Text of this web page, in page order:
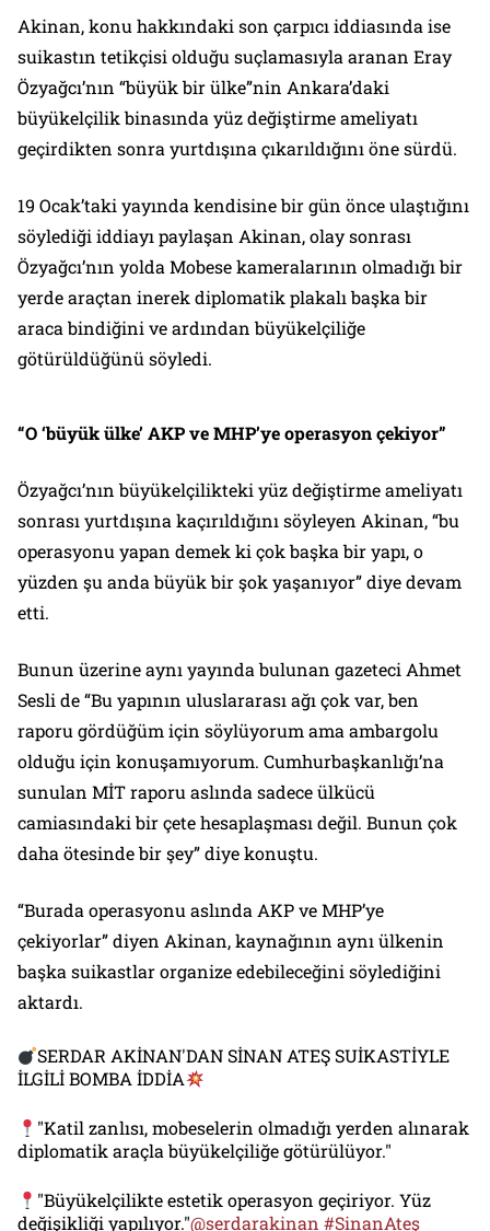
Akinan, konu hakkındaki son çarpıcı iddiasında ise
suikastın tetikçisi olduğu suçlamasıyla aranan Eray
Özyağcı’nın “büyük bir ülke”nin Ankara’daki
büyükelçilik binasında yüz değiştirme ameliyatı
geçirdikten sonra yurtdışına çıkarıldığını öne sürdü.
19 Ocak’taki yayında kendisine bir gün önce ulaştığını
söylediği iddiayı paylaşan Akinan, olay sonrası
Özyağcı’nın yolda Mobese kameralarının olmadığı bir
yerde araçtan inerek diplomatik plakalı başka bir
araca bindiğini ve ardından büyükelçiliğe
götürüldüğünü söyledi.
“O ‘büyük ülke’ AKP ve MHP’ye operasyon çekiyor”
Özyağcı’nın büyükelçilikteki yüz değiştirme ameliyatı
sonrası yurtdışına kaçırıldığını söyleyen Akinan, “bu
operasyonu yapan demek ki çok başka bir yapı, o
yüzden şu anda büyük bir şok yaşanıyor” diye devam
etti.
Bunun üzerine aynı yayında bulunan gazeteci Ahmet
Sesli de “Bu yapının uluslararası ağı çok var, ben
raporu gördüğüm için söylüyorum ama ambargolu
olduğu için konuşamıyorum. Cumhurbaşkanlığı’na
sunulan MİT raporu aslında sadece ülkücü
camiasındaki bir çete hesaplaşması değil. Bunun çok
daha ötesinde bir şey” diye konuştu.
“Burada operasyonu aslında AKP ve MHP’ye
çekiyorlar” diyen Akinan, kaynağının aynı ülkenin
başka suikastlar organize edebileceğini söylediğini
aktardı.
SERDAR AKİNAN'DAN SİNAN ATEŞ SUİKASTİYLE
İLGİLİ BOMBA İDDİA
"Katil zanlısı, mobeselerin olmadığı yerden alınarak
diplomatik araçla büyükelçiliğe götürülüyor."
"Büyükelçilikte estetik operasyon geçiriyor. Yüz
değişikliği yapılıyor."@serdarakinan #SinanAteş